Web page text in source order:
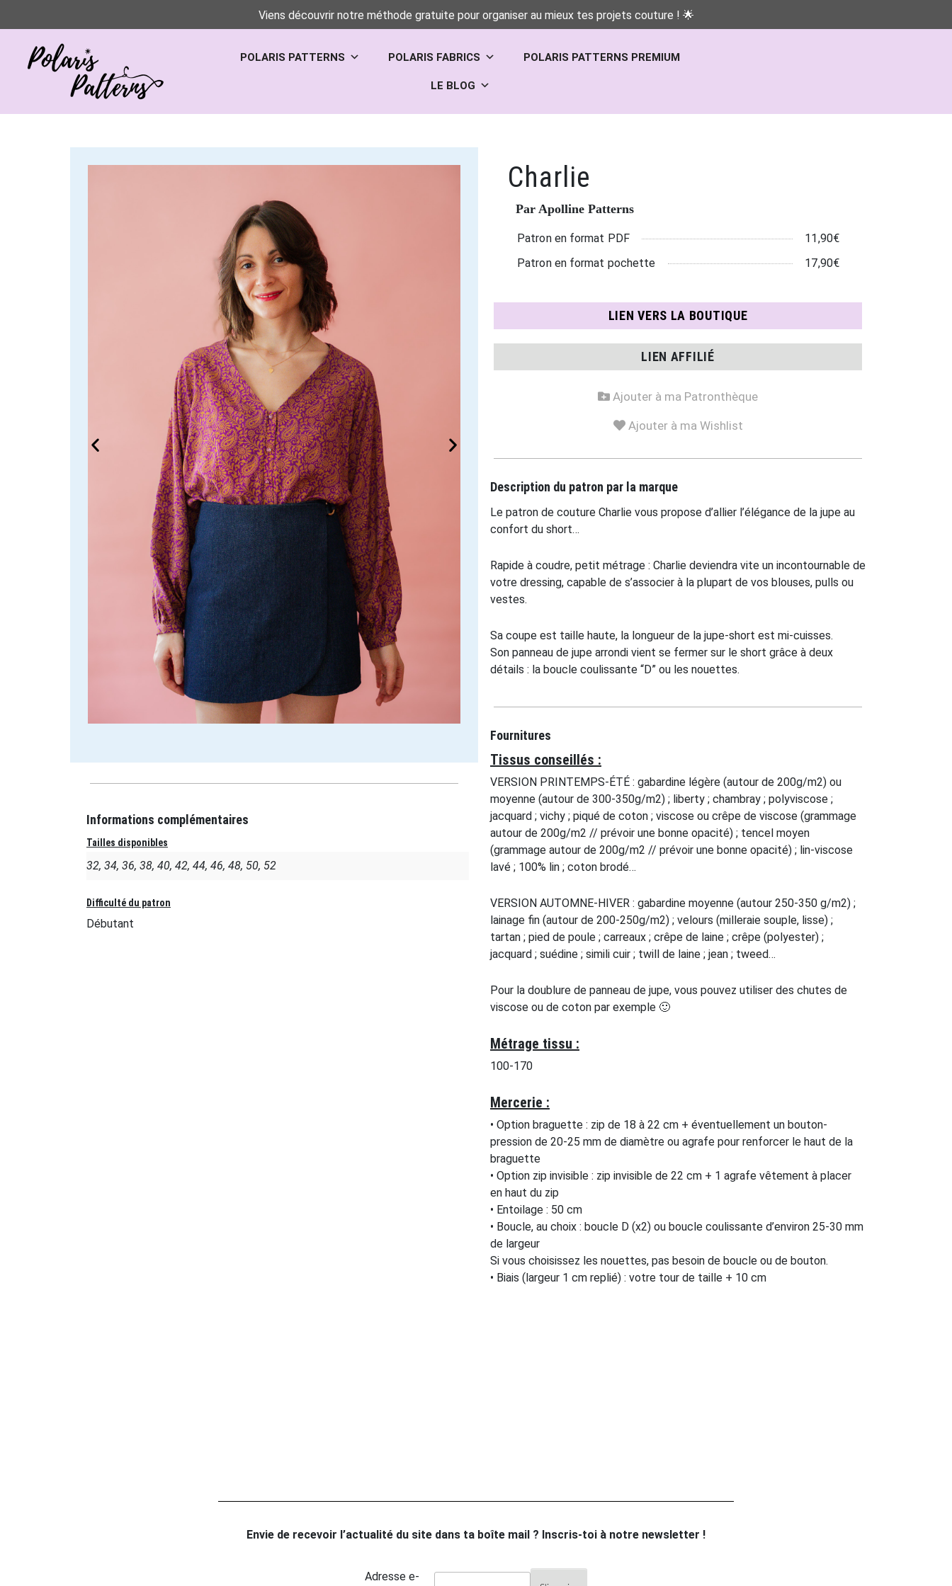
Viens découvrir notre méthode gratuite pour organiser au mieux tes projets couture ! 🌟
POLARIS PATTERNS POLARIS FABRICS POLARIS PATTERNS PREMIUM
LE BLOG
Informations complémentaires
Tailles disponibles
32, 34, 36, 38, 40, 42, 44, 46, 48, 50, 52
Difficulté du patron
Débutant
Charlie
Par Apolline Patterns
Patron en format PDF
11,90€
Patron en format pochette
17,90€
LIEN VERS LA BOUTIQUE
LIEN AFFILIÉ
Ajouter à ma Patronthèque
Ajouter à ma Wishlist
Description du patron par la marque
Le patron de couture Charlie vous propose d’allier l’élégance de la jupe au
confort du short…
Rapide à coudre, petit métrage : Charlie deviendra vite un incontournable de
votre dressing, capable de s’associer à la plupart de vos blouses, pulls ou
vestes.
Sa coupe est taille haute, la longueur de la jupe-short est mi-cuisses.
Son panneau de jupe arrondi vient se fermer sur le short grâce à deux
détails : la boucle coulissante “D” ou les nouettes.
Fournitures
Tissus conseillés :
VERSION PRINTEMPS-ÉTÉ : gabardine légère (autour de 200g/m2) ou
moyenne (autour de 300-350g/m2) ; liberty ; chambray ; polyviscose ;
jacquard ; vichy ; piqué de coton ; viscose ou crêpe de viscose (grammage
autour de 200g/m2 // prévoir une bonne opacité) ; tencel moyen
(grammage autour de 200g/m2 // prévoir une bonne opacité) ; lin-viscose
lavé ; 100% lin ; coton brodé…
VERSION AUTOMNE-HIVER : gabardine moyenne (autour 250-350 g/m2) ;
lainage fin (autour de 200-250g/m2) ; velours (milleraie souple, lisse) ;
tartan ; pied de poule ; carreaux ; crêpe de laine ; crêpe (polyester) ;
jacquard ; suédine ; simili cuir ; twill de laine ; jean ; tweed…
Pour la doublure de panneau de jupe, vous pouvez utiliser des chutes de
viscose ou de coton par exemple 🙂
Métrage tissu :
100-170
Mercerie :
• Option braguette : zip de 18 à 22 cm + éventuellement un bouton-
pression de 20-25 mm de diamètre ou agrafe pour renforcer le haut de la
braguette
• Option zip invisible : zip invisible de 22 cm + 1 agrafe vêtement à placer
en haut du zip
• Entoilage : 50 cm
• Boucle, au choix : boucle D (x2) ou boucle coulissante d’environ 25-30 mm
de largeur
Si vous choisissez les nouettes, pas besoin de boucle ou de bouton.
• Biais (largeur 1 cm replié) : votre tour de taille + 10 cm
Envie de recevoir l’actualité du site dans ta boîte mail ? Inscris-toi à notre newsletter !
Adresse e-